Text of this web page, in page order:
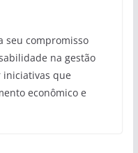
seu compromisso
na gestão
que
econômico e